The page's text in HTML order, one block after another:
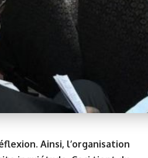
Ainsi, l’organisation